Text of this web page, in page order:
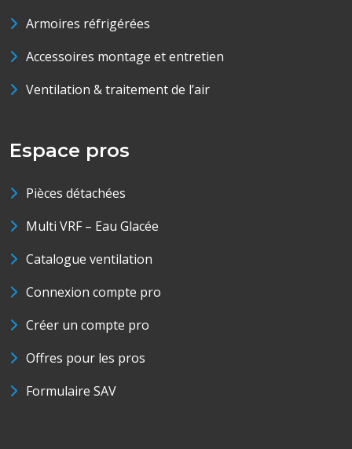
Armoires réfrigérées
Accessoires montage et entretien
Ventilation & traitement de l’air
Espace pros
Pièces détachées
Multi VRF – Eau Glacée
Catalogue ventilation
Connexion compte pro
Créer un compte pro
Offres pour les pros
Formulaire SAV